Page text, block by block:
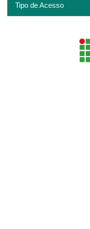
Tipo de Acesso